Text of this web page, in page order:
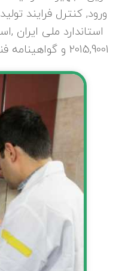
ورود, کنترل فرایند
2015,9001 و گواهینامه فنی از مرکز راه ,مسکن وشهرسازی.